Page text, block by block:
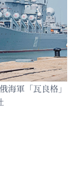
海軍「瓦良格」